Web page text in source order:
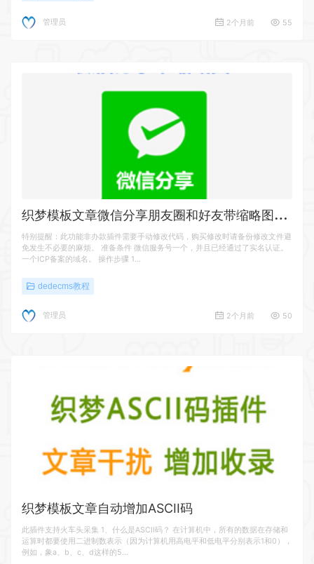
管理员 2个月前 55
织
梦模板文章微信分享朋友圈和好友带缩略图与简介
特别提醒：此功能非办款插件需要手动修改代码，购买修改时请备份修改文件避
免发生不必要的麻烦。 准备条件 微信服务号一个，并且已经通过了实名认证。
一个ICP备案的域名。 操作步骤 1…
dedecms教程
管理员 2个月前 50
织梦模板文章自动增加ASCII码
此插件支持火车头采集 1、什么是ASCII码？ 在计算机中，所有的数据在存储和
运算时都要使用二进制数表示（因为计算机用高电平和低电平分别表示1和0），
例如，象a、b、c、d这样的5…